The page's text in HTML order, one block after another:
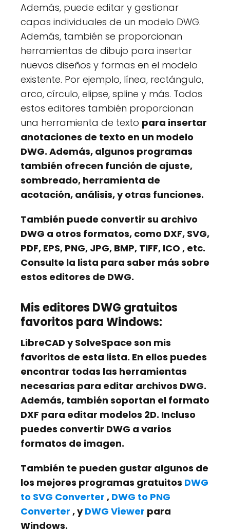
Además, puede editar y gestionar
capas individuales de un modelo DWG.
Además, también se proporcionan
herramientas de dibujo para insertar
nuevos diseños y formas en el modelo
existente. Por ejemplo, línea, rectángulo,
arco, círculo, elipse, spline y más. Todos
estos editores también proporcionan
una herramienta de texto para insertar
anotaciones de texto en un modelo
DWG. Además, algunos programas
también ofrecen función de ajuste,
sombreado, herramienta de
acotación, análisis,y otras funciones.
También puede convertir su archivo
DWG a otros formatos, como DXF, SVG,
PDF, EPS, PNG, JPG, BMP, TIFF, ICO , etc.
Consulte la lista para saber más sobre
estos editores de DWG.
Mis editores DWG gratuitos
favoritos para Windows:
LibreCAD ySolveSpace son mis
favoritos de esta lista. En ellos puedes
encontrar todas las herramientas
necesarias para editar archivos DWG.
Además, también soportan el formato
DXF para editar modelos 2D. Incluso
puedes convertir DWG a varios
formatos de imagen.
También te pueden gustar algunos de
los mejores programas gratuitos DWG
to SVG Converter , DWG to PNG
Converter , yDWG Viewer para
Windows.